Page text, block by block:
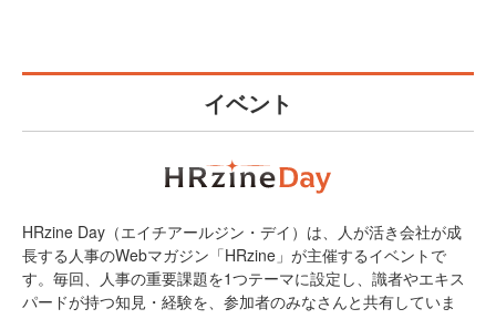
イベント
HRzine Day（エイチアールジン・デイ）は、人が活き会社が成
長する人事のWebマガジン「HRzine」が主催するイベントで
す。毎回、人事の重要課題を1つテーマに設定し、識者やエキス
パードが持つ知見・経験を、参加者のみなさんと共有していま